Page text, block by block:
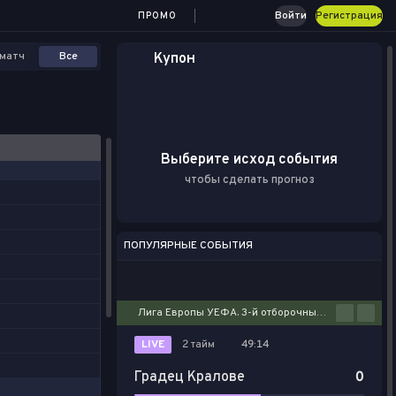
ПРОМО Войти Регистрация
Все Купон
Выберите исход события
чтобы сделать прогноз
ПОПУЛЯРНЫЕ СОБЫТИЯ
Лига Европы УЕФА. 3-й отборочный этап. Первые матчи
LIVE 2 тайм 49:14
Градец Кралове
0